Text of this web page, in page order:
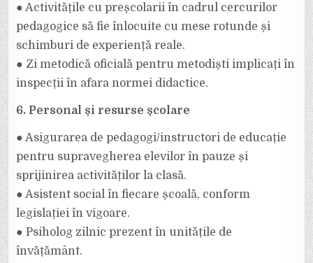
● Activitățile cu preșcolarii în cadrul cercurilor
pedagogice să fie înlocuite cu mese rotunde și
schimburi de experiență reale.
● Zi metodică oficială pentru metodiști implicați în
inspecții în afara normei didactice.
6. Personal și resurse școlare
● Asigurarea de pedagogi/instructori de educație
pentru supravegherea elevilor în pauze și
sprijinirea activităților la clasă.
● Asistent social în fiecare școală, conform
legislației în vigoare.
● Psiholog zilnic prezent în unitățile de
învățământ.